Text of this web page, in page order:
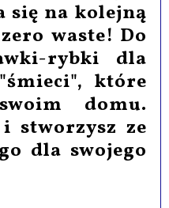
się na kolejną
waste! Do
rybki dla
które
domu.
stworzysz ze
dla swojego